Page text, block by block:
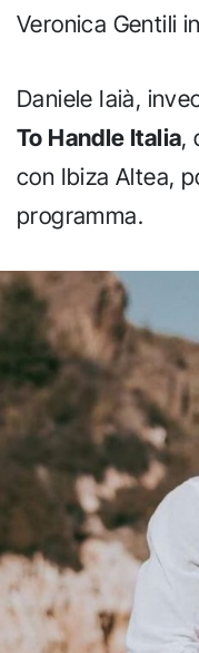
Veronica Gentili
Daniele Iaià,
To Handle Italia,
con Ibiza Altea,
programma.